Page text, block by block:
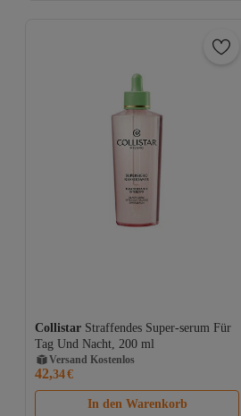
Collistar Straffendes Super-serum Für
Tag Und Nacht, 200 ml
Versand Kostenlos
Gratis Versand
Versand Kostenlos
42,34€
In den Warenkorb